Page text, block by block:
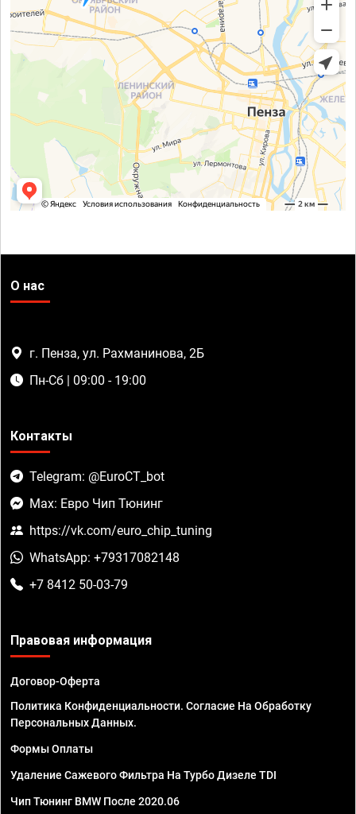
О нас
г. Пенза, ул. Рахманинова, 2Б
Пн-Сб | 09:00 - 19:00
Контакты
Telegram: @EuroCT_bot
Max: Евро Чип Тюнинг
https://vk.com/euro_chip_tuning
WhatsApp: +79317082148
+7 8412 50-03-79
Правовая информация
Договор-Оферта
Политика Конфиденциальности. Согласие На Обработку
Персональных Данных.
Формы Оплаты
Удаление Сажевого Фильтра На Турбо Дизеле TDI
Чип Тюнинг BMW После 2020.06